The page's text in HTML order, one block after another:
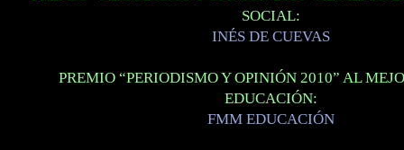
SOCIAL:
INÉS DE CUEVAS
PREMIO “PERIODISMO Y OPINIÓN 2010” AL
EDUCACIÓN:
FMM EDUCACIÓN